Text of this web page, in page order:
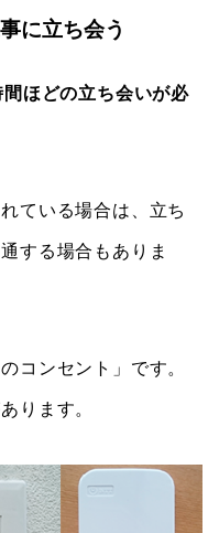
に立ち会う
間ほどの立ち会いが必
ている場合は、立ち
する場合もありま
コンセント」です。
ります。